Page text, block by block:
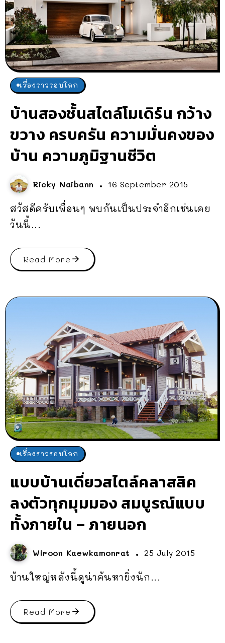
เรื่องราวรอบโลก
บ้านสองชั้นสไตล์โมเดิร์น กว้าง
ขวาง ครบครัน ความมั่นคงของ
บ้าน ความภูมิฐานชีวิต
Ricky Naibann 16 September 2015
สวัสดีครับเพื่อนๆ พบกันเป็นประจำอีกเช่นเคย
วันนี้...
Read More
เรื่องราวรอบโลก
แบบบ้านเดี่ยวสไตล์คลาสสิค
ลงตัวทุกมุมมอง สมบูรณ์แบบ
ทั้งภายใน – ภายนอก
Wiroon Kaewkamonrat 25 July 2015
บ้านใหญ่หลังนี้ดูน่าค้นหายิ่งนัก...
Read More